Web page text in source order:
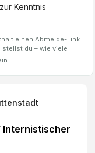
zur Kenntnis
einen Abmelde-Link.
du – wie viele
Internistischer